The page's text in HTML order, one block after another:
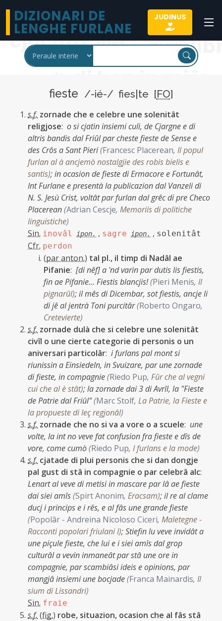
DIZIONARI DE
LENGHE FURLANE
JUDINUS
fieste /-ié-/ fies|te [FO]
s.f. zornade che e celebre une solenitât
religjose: o si cjatìn insiemi culì, de Cjargne e di
altris bandis dal Friûl par cheste fieste de Sense e
des Crôs a Sant Pieri(Francesc Placerean, Il popul
furlan al à ancjemò nostalgjie des robis bielis e
santis);in ocasion de fieste di Ermacore e Fortunât,
Int Furlane e presentà la publicazion dal Vanzeli di
N. S. Jesù Crist, voltât par furlan dal grêc di pre Checo
Placerean(Adrian Cescje, Memoriis di politiche
linguistiche)
Sin. inovâl ipon. , sagre ipon. , solenitât
Cfr. perdon
(par anton.) tal pl., il timp di Nadâl ae
Pifanie: [di nêf] a 'nd varìn par dutis lis fiestis,
fin ae Pifanie… Fiestis blancjis!(Pieri Menis, Il
pignarûl);il mês di Dicembar, sot fiestis, ancje li
di jê al jentrà Toni purcitâr(Roberto Ongaro,
Cretevierte)
s.f. zornade dulà che si celebre une solenitât
civîl o une cierte categorie di personis o un
aniversari particolâr: i furlans pal mont si
riunissin a Einsiedeln, in Svuizare, par une zornade
di fieste, in compagnie(Riedo Pup, Fûr che al vegni
cui che al è stât);la zornade dai 3 di Avrîl, la "Fieste
de Patrie dal Friûl"(Marc Stolf, La Patrie, la Fieste e
la propueste di leç regjonâl)
s.f. zornade che no si va a vore o a scuele: une
volte, la int no veve fat confusion fra fieste e dîs de
vore, come cumò(Riedo Pup, I furlans e la mode)
s.f. cjatade di plui personis che si dan dongje
pal gust di stâ in compagnie o par celebrâ alc:
Lenart al veve di metisi in mascare par lâ ae fieste
dai siei amîs(Spirt Anonim, Eracsam);il re al clame
ducj i princips e i rês, e al fâs une grande fieste
(Popolâr - Andreina Nicoloso Ciceri, Maletegne -
Racconti popolari friulani I);Stiefin lu veve invidât a
une piçule fieste, che lui e i siei amîs dal grop
culturâl a vevin inmaneât par stâ une ore in
compagnie, par scambiâsi ideis e opinions, par
mangjâ insiemi une bocjade(Franca Mainardis, Il
sium di Lissandri)
Sin. fraie
s.f. (fig.) robe, situazion, ocasion che al fâs stâ